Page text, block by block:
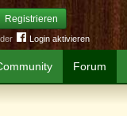
Registrieren
Login aktivieren
Forum